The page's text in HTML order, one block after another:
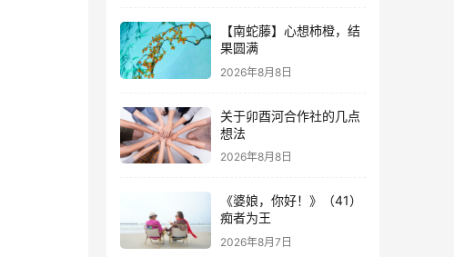
【南蛇藤】心想柿橙，结
果圆满
2026年8月8日
关于卯酉河合作社的几点
想法
2026年8月8日
《婆娘，你好！》（41）
痴者为王
2026年8月7日